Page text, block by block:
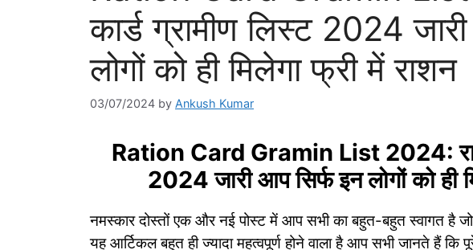
कार्ड ग्रामीण लिस्ट 2024
लोगों को ही मिलेगा फ्री में राशन
03/07/2024 by Ankush Kumar
Ration Card Gramin List 2024:
2024 जारी आप सिर्फ इन लोगों को ही
नमस्कार दोस्तों एक और नई पोस्ट में आप सभी का बहुत-बहुत स्वागत है
यह आर्टिकल बहुत ही ज्यादा महत्वपूर्ण होने वाला है आप सभी जानते हैं कि